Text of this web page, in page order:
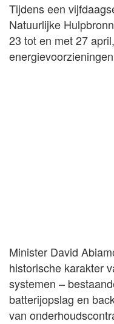
Tijdens een
Natuurlijke
23 tot en met 27
Minister David
historische karakter
systemen –
batterijopslag en
van